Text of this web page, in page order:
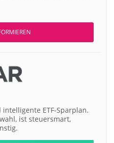
ETF-Sparplan.
ist steuersmart,